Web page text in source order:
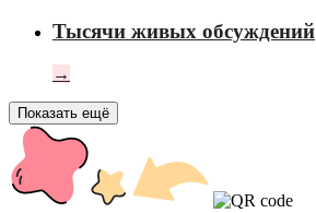
Тысячи живых обсуждений
→
Показать ещё